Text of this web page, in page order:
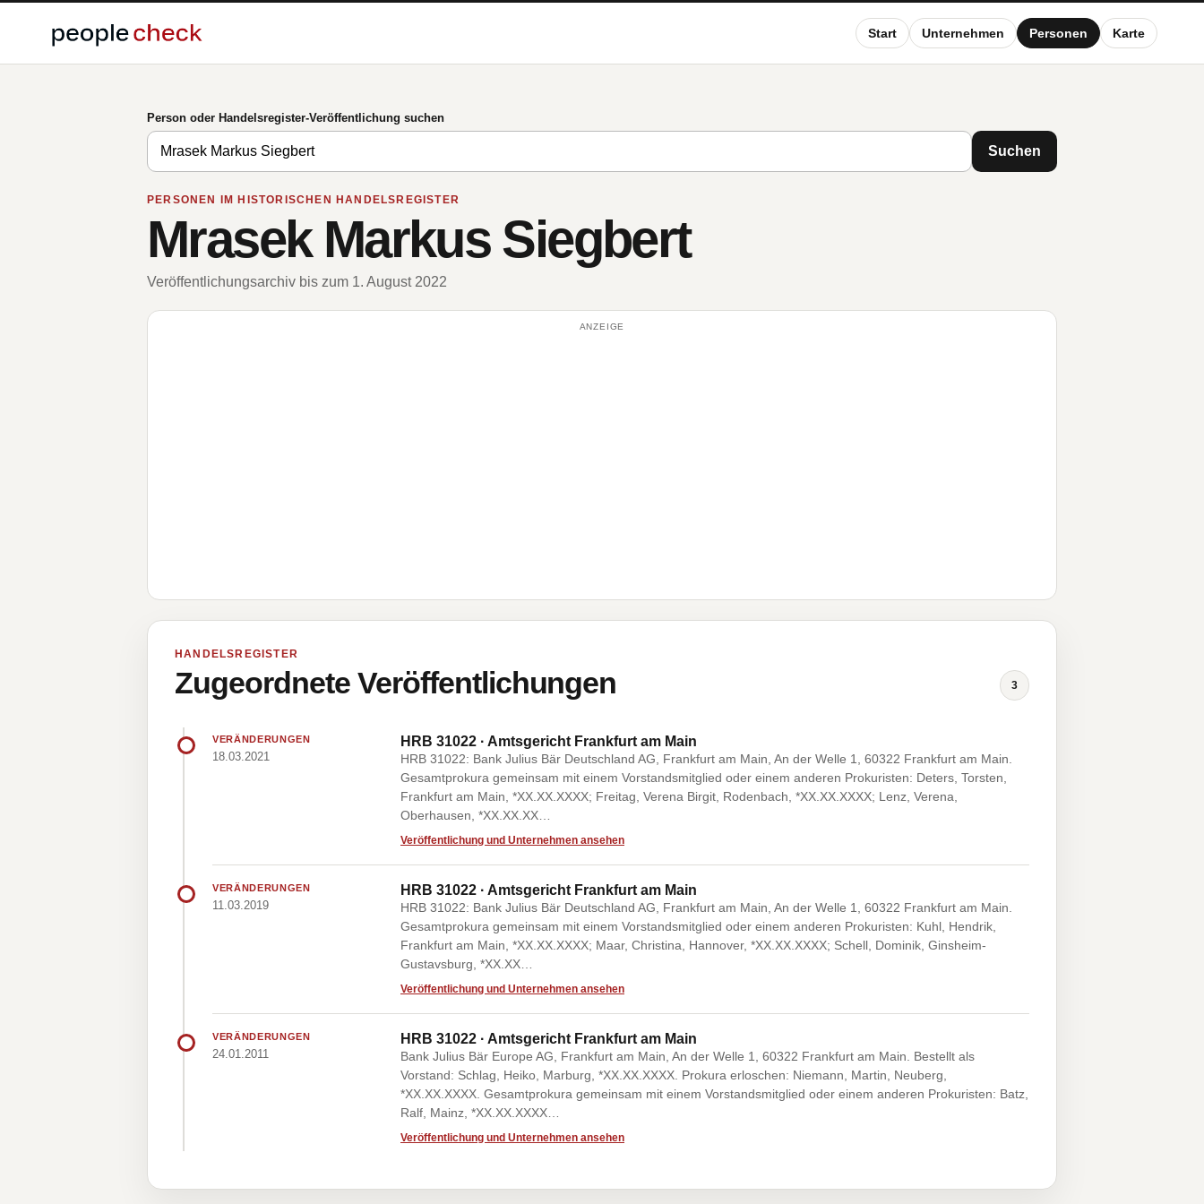
Start Unternehmen Personen Karte
Person oder Handelsregister-Veröffentlichung suchen
Suchen
PERSONEN IM HISTORISCHEN HANDELSREGISTER
Mrasek Markus Siegbert
Veröffentlichungsarchiv bis zum 1. August 2022
ANZEIGE
HANDELSREGISTER
Zugeordnete Veröffentlichungen 3
VERÄNDERUNGEN
18.03.2021
HRB 31022 · Amtsgericht Frankfurt am Main
HRB 31022: Bank Julius Bär Deutschland AG, Frankfurt am Main, An der Welle 1, 60322 Frankfurt am Main.
Gesamtprokura gemeinsam mit einem Vorstandsmitglied oder einem anderen Prokuristen: Deters, Torsten,
Frankfurt am Main, *XX.XX.XXXX; Freitag, Verena Birgit, Rodenbach, *XX.XX.XXXX; Lenz, Verena,
Oberhausen, *XX.XX.XX…
Veröffentlichung und Unternehmen ansehen
VERÄNDERUNGEN
11.03.2019
HRB 31022 · Amtsgericht Frankfurt am Main
HRB 31022: Bank Julius Bär Deutschland AG, Frankfurt am Main, An der Welle 1, 60322 Frankfurt am Main.
Gesamtprokura gemeinsam mit einem Vorstandsmitglied oder einem anderen Prokuristen: Kuhl, Hendrik,
Frankfurt am Main, *XX.XX.XXXX; Maar, Christina, Hannover, *XX.XX.XXXX; Schell, Dominik, Ginsheim-
Gustavsburg, *XX.XX…
Veröffentlichung und Unternehmen ansehen
VERÄNDERUNGEN
24.01.2011
HRB 31022 · Amtsgericht Frankfurt am Main
Bank Julius Bär Europe AG, Frankfurt am Main, An der Welle 1, 60322 Frankfurt am Main. Bestellt als
Vorstand: Schlag, Heiko, Marburg, *XX.XX.XXXX. Prokura erloschen: Niemann, Martin, Neuberg,
*XX.XX.XXXX. Gesamtprokura gemeinsam mit einem Vorstandsmitglied oder einem anderen Prokuristen: Batz,
Ralf, Mainz, *XX.XX.XXXX…
Veröffentlichung und Unternehmen ansehen